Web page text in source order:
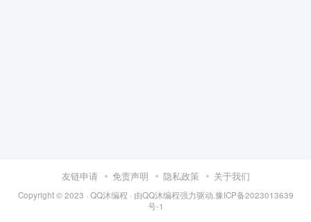
友链申请 免责声明 隐私政策 关于我们
Copyright © 2023 · QQ沐编程 · 由QQ沐编程强力驱动. 豫ICP备2023013639
号-1